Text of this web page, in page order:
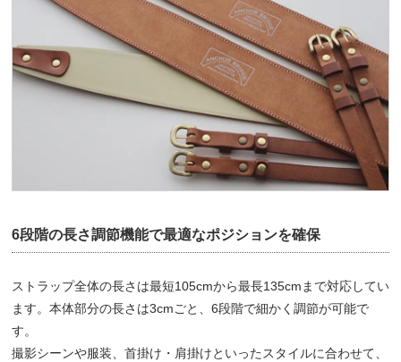
6段階の長さ調節機能で最適なポジションを確保
ストラップ全体の長さは最短105cmから最長135cmまで対応してい
ます。本体部分の長さは3cmごと、6段階で細かく調節が可能で
す。
撮影シーンや服装、首掛け・肩掛けといったスタイルに合わせて、